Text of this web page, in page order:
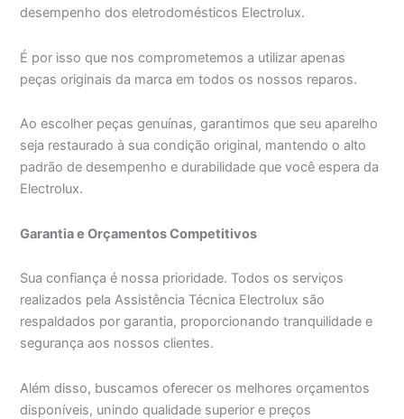
desempenho dos eletrodomésticos Electrolux.
É por isso que nos comprometemos a utilizar apenas
peças originais da marca em todos os nossos reparos.
Ao escolher peças genuínas, garantimos que seu aparelho
seja restaurado à sua condição original, mantendo o alto
padrão de desempenho e durabilidade que você espera da
Electrolux.
Garantia e Orçamentos Competitivos
Sua confiança é nossa prioridade. Todos os serviços
realizados pela Assistência Técnica Electrolux são
respaldados por garantia, proporcionando tranquilidade e
segurança aos nossos clientes.
Além disso, buscamos oferecer os melhores orçamentos
disponíveis, unindo qualidade superior e preços